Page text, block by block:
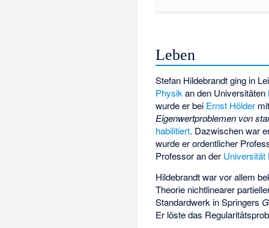
Leben
Stefan Hildebrandt ging in
Physikan den Universitäten
wurde er bei Ernst Hölder
Eigenwertproblemen von
habilitiert. Dazwischen war
wurde er ordentlicher
Professor an der Universität
Hildebrandt war vor allem
Theorie nichtlinearer
Standardwerk in Springers
Er löste das